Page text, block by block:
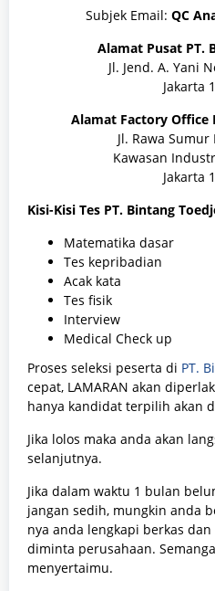
Subjek Email: QC
Alamat Pusat PT.
Jl. Jend. A. Yani
Jakarta
Alamat Factory Office
Jl. Rawa
Kawasan
Jakarta
Kisi-Kisi Tes PT. Bintang
Matematika dasar
Tes kepribadian
Acak kata
Tes fisik
Interview
Medical Check up
Proses seleksi peserta di PT.
cepat, LAMARAN akan
hanya kandidat terpilih akan
Jika lolos maka anda akan
selanjutnya.
Jika dalam waktu 1 bulan
jangan sedih, mungkin anda
nya anda lengkapi berkas
diminta perusahaan.
menyertaimu.